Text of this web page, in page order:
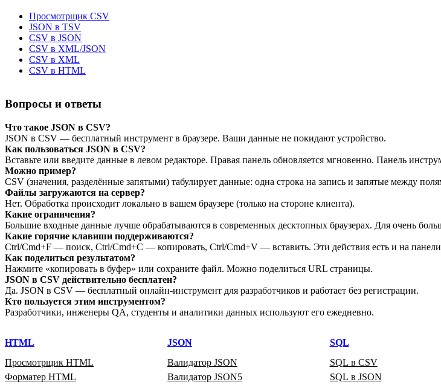
Просмотрщик CSV
JSON в TSV
CSV в JSON
CSV в XML/JSON
CSV в XML
CSV в HTML
Вопросы и ответы
Что такое JSON в CSV?
JSON в CSV — бесплатный инструмент в браузере. Ваши данные не покидают устройство.
Как пользоваться JSON в CSV?
Вставьте или введите данные в левом редакторе. Правая панель обновляется мгновенно. Панель
Можно пример?
CSV (значения, разделённые запятыми) табулирует данные: одна строка на запись и запятые между
Файлы загружаются на сервер?
Нет. Обработка происходит локально в вашем браузере (только на стороне клиента).
Какие ограничения?
Большие входные данные лучше обрабатываются в современных десктопных браузерах. Для очень
Какие горячие клавиши поддерживаются?
Ctrl/Cmd+F — поиск, Ctrl/Cmd+C — копировать, Ctrl/Cmd+V — вставить. Эти действия есть и на
Как поделиться результатом?
Нажмите «копировать в буфер» или сохраните файл. Можно поделиться URL страницы.
JSON в CSV действительно бесплатен?
Да. JSON в CSV — бесплатный онлайн‑инструмент для разработчиков и работает без регистрации.
Кто пользуется этим инструментом?
Разработчики, инженеры QA, студенты и аналитики данных используют его ежедневно.
HTML
Просмотрщик HTML
Форматер HTML
JSON
Валидатор JSON
Валидатор JSON5
SQL
SQL в CSV
SQL в JSON